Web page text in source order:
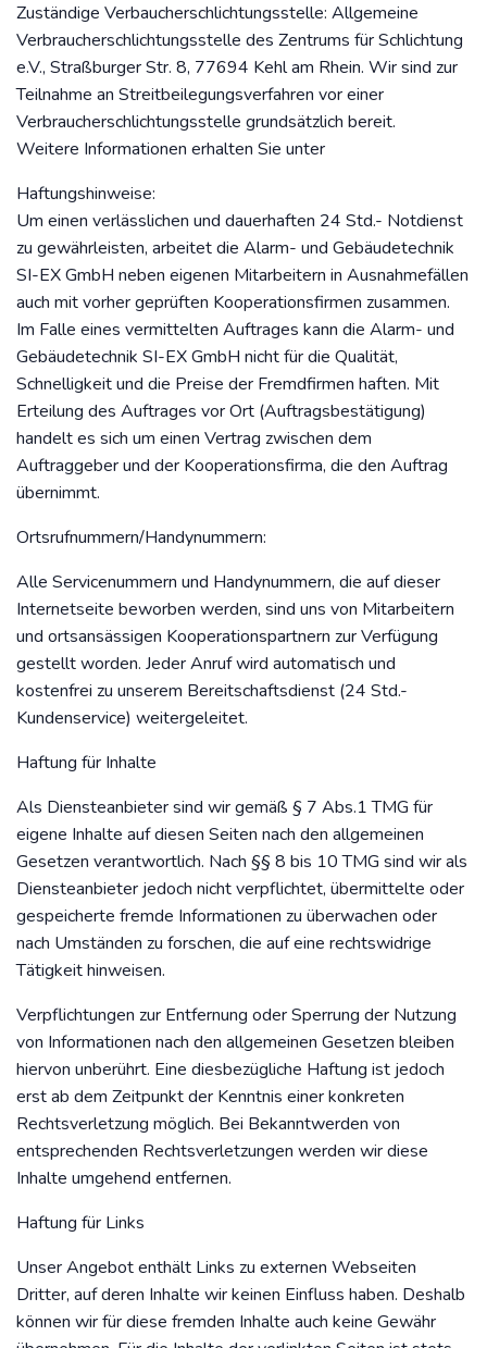
Zuständige Verbaucherschlichtungsstelle: Allgemeine
Verbraucherschlichtungsstelle des Zentrums für Schlichtung
e.V., Straßburger Str. 8, 77694 Kehl am Rhein. Wir sind zur
Teilnahme an Streitbeilegungsverfahren vor einer
Verbraucherschlichtungsstelle grundsätzlich bereit.
Weitere Informationen erhalten Sie unter
Haftungshinweise:
Um einen verlässlichen und dauerhaften 24 Std.- Notdienst
zu gewährleisten, arbeitet die Alarm- und Gebäudetechnik
SI-EX GmbH neben eigenen Mitarbeitern in Ausnahmefällen
auch mit vorher geprüften Kooperationsfirmen zusammen.
Im Falle eines vermittelten Auftrages kann die Alarm- und
Gebäudetechnik SI-EX GmbH nicht für die Qualität,
Schnelligkeit und die Preise der Fremdfirmen haften. Mit
Erteilung des Auftrages vor Ort (Auftragsbestätigung)
handelt es sich um einen Vertrag zwischen dem
Auftraggeber und der Kooperationsfirma, die den Auftrag
übernimmt.
Ortsrufnummern/Handynummern:
Alle Servicenummern und Handynummern, die auf dieser
Internetseite beworben werden, sind uns von Mitarbeitern
und ortsansässigen Kooperationspartnern zur Verfügung
gestellt worden. Jeder Anruf wird automatisch und
kostenfrei zu unserem Bereitschaftsdienst (24 Std.-
Kundenservice) weitergeleitet.
Haftung für Inhalte
Als Diensteanbieter sind wir gemäß § 7 Abs.1 TMG für
eigene Inhalte auf diesen Seiten nach den allgemeinen
Gesetzen verantwortlich. Nach §§ 8 bis 10 TMG sind wir als
Diensteanbieter jedoch nicht verpflichtet, übermittelte oder
gespeicherte fremde Informationen zu überwachen oder
nach Umständen zu forschen, die auf eine rechtswidrige
Tätigkeit hinweisen.
Verpflichtungen zur Entfernung oder Sperrung der Nutzung
von Informationen nach den allgemeinen Gesetzen bleiben
hiervon unberührt. Eine diesbezügliche Haftung ist jedoch
erst ab dem Zeitpunkt der Kenntnis einer konkreten
Rechtsverletzung möglich. Bei Bekanntwerden von
entsprechenden Rechtsverletzungen werden wir diese
Inhalte umgehend entfernen.
Haftung für Links
Unser Angebot enthält Links zu externen Webseiten
Dritter, auf deren Inhalte wir keinen Einfluss haben. Deshalb
können wir für diese fremden Inhalte auch keine Gewähr